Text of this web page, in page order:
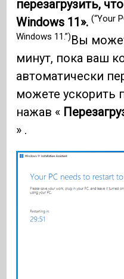
перезагрузить,
Windows 11».(“Your
Windows 11.”)Вы
минут, пока ваш
автоматически
можете ускорить
нажав «
» .